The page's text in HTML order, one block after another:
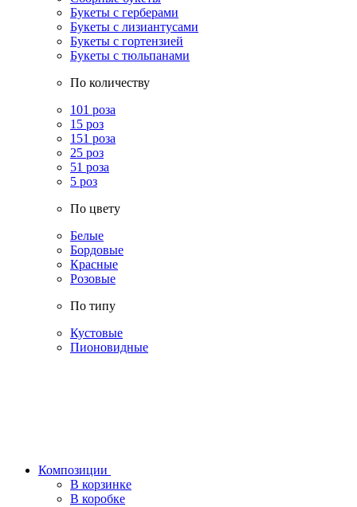
Букеты с герберами
Букеты с лизиантусами
Букеты с гортензией
Букеты с тюльпанами
По количеству
101 роза
15 роз
151 роза
25 роз
51 роза
5 роз
По цвету
Белые
Бордовые
Красные
Розовые
По типу
Кустовые
Пионовидные
Композиции
В корзинке
В коробке